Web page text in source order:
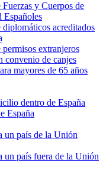
Fuerzas y Cuerpos de
Españoles
diplomáticos acreditados
permisos extranjeros
convenio de canjes
mayores de 65 años
dentro de España
España
un país de la Unión
un país fuera de la Unión